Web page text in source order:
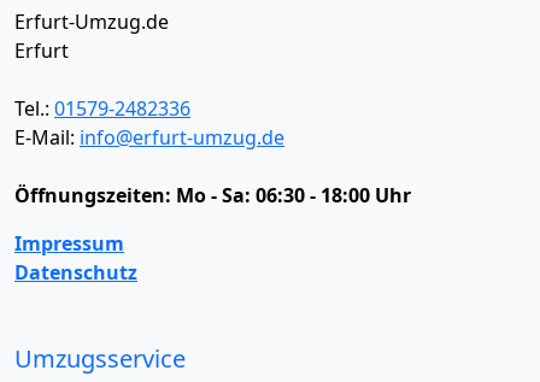
Erfurt-Umzug.de
Erfurt
Tel.: 01579-2482336
E-Mail: info@erfurt-umzug.de
Öffnungszeiten: Mo - Sa: 06:30 - 18:00 Uhr
Impressum
Datenschutz
Umzugsservice